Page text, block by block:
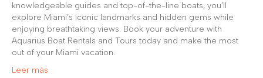
knowledgeable guides and top-of-the-line boats, you’ll
explore Miami’s iconic landmarks and hidden gems while
enjoying breathtaking views. Book your adventure with
Aquarius Boat Rentals and Tours today and make the most
out of your Miami vacation.
Leer más